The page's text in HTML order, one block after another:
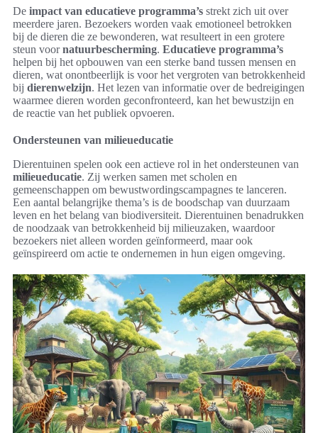
De impact van educatieve programma’s strekt zich uit over
meerdere jaren. Bezoekers worden vaak emotioneel betrokken
bij de dieren die ze bewonderen, wat resulteert in een grotere
steun voornatuurbescherming. Educatieve programma’s
helpen bij het opbouwen van een sterke band tussen mensen en
dieren, wat onontbeerlijk is voor het vergroten van betrokkenheid
bij dierenwelzijn. Het lezen van informatie over de bedreigingen
waarmee dieren worden geconfronteerd, kan het bewustzijn en
de reactie van het publiek opvoeren.
Ondersteunen van milieueducatie
Dierentuinen spelen ook een actieve rol in het ondersteunen van
milieueducatie. Zij werken samen met scholen en
gemeenschappen om bewustwordingscampagnes te lanceren.
Een aantal belangrijke thema’s is de boodschap van duurzaam
leven en het belang van biodiversiteit. Dierentuinen benadrukken
de noodzaak van betrokkenheid bij milieuzaken, waardoor
bezoekers niet alleen worden geïnformeerd, maar ook
geïnspireerd om actie te ondernemen in hun eigen omgeving.